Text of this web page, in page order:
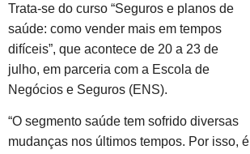
Trata-se do curso “Seguros e planos de
saúde: como vender mais em tempos
difíceis”, que acontece de 20 a 23 de
julho, em parceria com a Escola de
Negócios e Seguros (ENS).
“O segmento saúde tem sofrido diversas
mudanças nos últimos tempos. Por isso, é